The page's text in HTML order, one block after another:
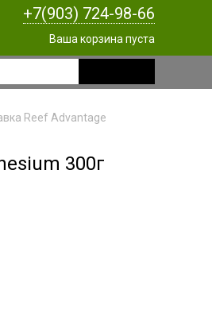
+7(903) 724-98-66
Ваша корзина пуста
Reef Advantage
300г